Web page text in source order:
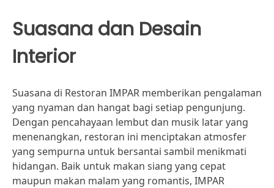
Suasana dan Desain
Interior
Suasana di Restoran IMPAR memberikan pengalaman
yang nyaman dan hangat bagi setiap pengunjung.
Dengan pencahayaan lembut dan musik latar yang
menenangkan, restoran ini menciptakan atmosfer
yang sempurna untuk bersantai sambil menikmati
hidangan. Baik untuk makan siang yang cepat
maupun makan malam yang romantis, IMPAR